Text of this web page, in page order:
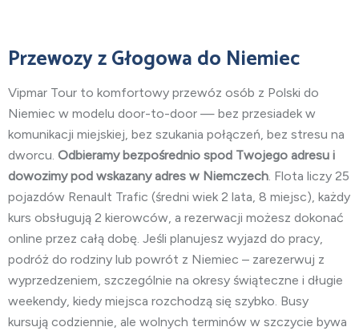
Przewozy z Głogowa do Niemiec
Vipmar Tour to komfortowy przewóz osób z Polski do
Niemiec w modelu door-to-door — bez przesiadek w
komunikacji miejskiej, bez szukania połączeń, bez stresu na
dworcu. Odbieramy bezpośrednio spod Twojego adresu i
dowozimy pod wskazany adres w Niemczech. Flota liczy 25
pojazdów Renault Trafic (średni wiek 2 lata, 8 miejsc), każdy
kurs obsługują 2 kierowców, a rezerwacji możesz dokonać
online przez całą dobę. Jeśli planujesz wyjazd do pracy,
podróż do rodziny lub powrót z Niemiec – zarezerwuj z
wyprzedzeniem, szczególnie na okresy świąteczne i długie
weekendy, kiedy miejsca rozchodzą się szybko. Busy
kursują codziennie, ale wolnych terminów w szczycie bywa